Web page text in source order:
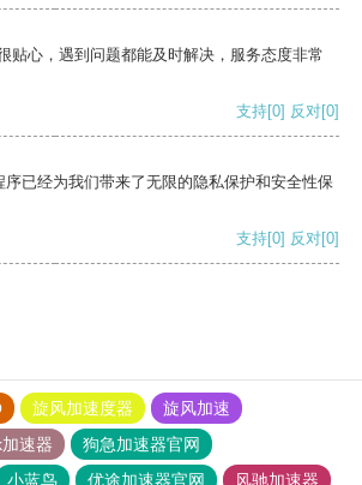
贴心，遇到问题都能及时解决，服务态度非常
支持[0] 反对[0]
已经为我们带来了无限的隐私保护和安全性保
支持[0] 反对[0]
旋风加速度器
旋风加速
速器
狗急加速器官网
小蓝鸟 优途加速器官网
风驰加速器